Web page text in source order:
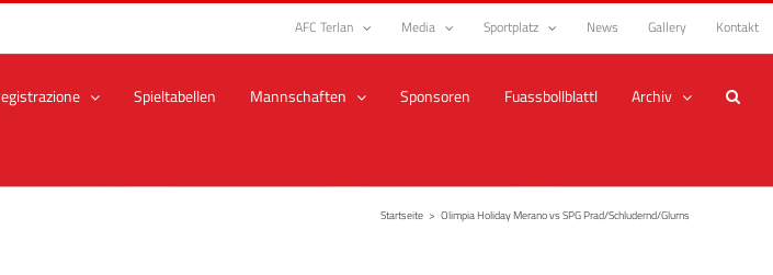
AFC Terlan Media Sportplatz News Gallery Kontakt
Spieltabellen Mannschaften Sponsoren Fuassbollblattl Archiv
Startseite > Olimpia Holiday Merano vs SPG Prad/Schludernd/Glurns